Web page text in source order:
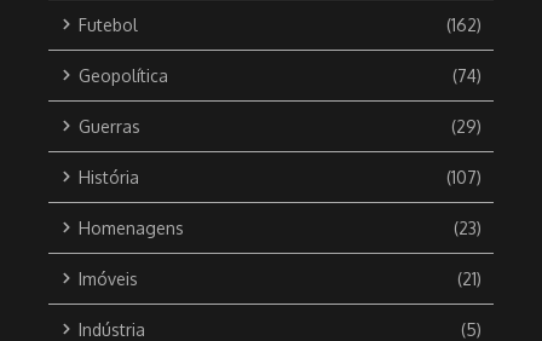
Futebol (162)
Geopolítica (74)
Guerras (29)
História (107)
Homenagens (23)
Imóveis (21)
Indústria (5)